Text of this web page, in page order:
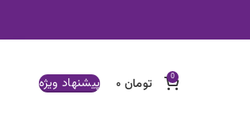
0 ۰ تومان پیشنهاد ویژه